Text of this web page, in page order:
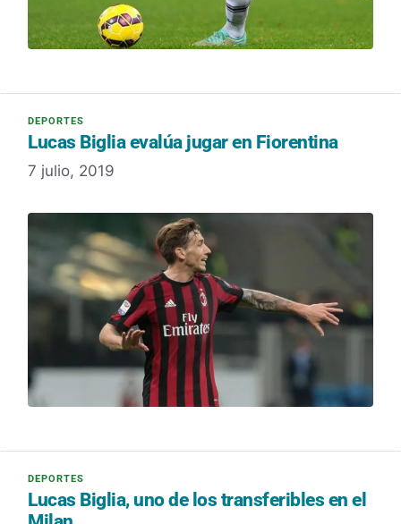
Lucas Biglia evalúa jugar en Fiorentina
7 julio, 2019
Lucas Biglia, uno de los transferibles en el